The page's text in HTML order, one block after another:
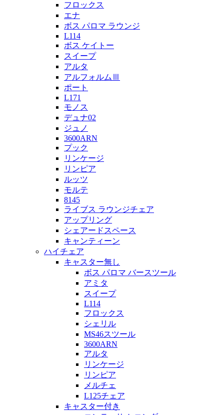
フロックス
エナ
ボス パロマ ラウンジ
L114
ボス ケイトー
スイープ
アルタ
アルフォルムⅢ
ポート
L171
モノス
デュナ02
ジュノ
3600ARN
プック
リンケージ
リンピア
ルッツ
モルテ
8145
ライブス ラウンジチェア
アップリング
シェアードスペース
キャンティーン
ハイチェア
キャスター無し
ボス パロマ バースツール
アミタ
スイープ
L114
フロックス
シェリル
MS46スツール
3600ARN
アルタ
リンケージ
リンピア
メルチェ
L125チェア
キャスター付き